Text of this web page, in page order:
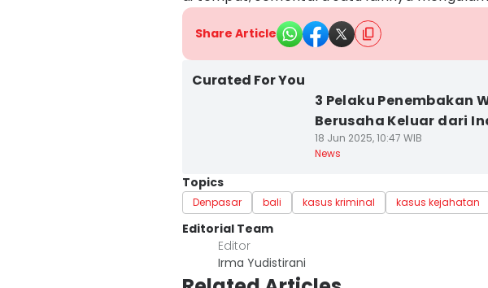
Share Article
Curated For You
3 Pelaku Penembakan
Berusaha Keluar dari
18 Jun 2025, 10:47 WIB
News
Topics
Denpasar bali kasus kriminal kasus kejahatan
Editorial Team
Editor
Irma Yudistirani